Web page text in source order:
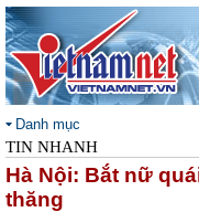
Danh mục
TIN NHANH
Hà Nội: Bắt nữ
thăng